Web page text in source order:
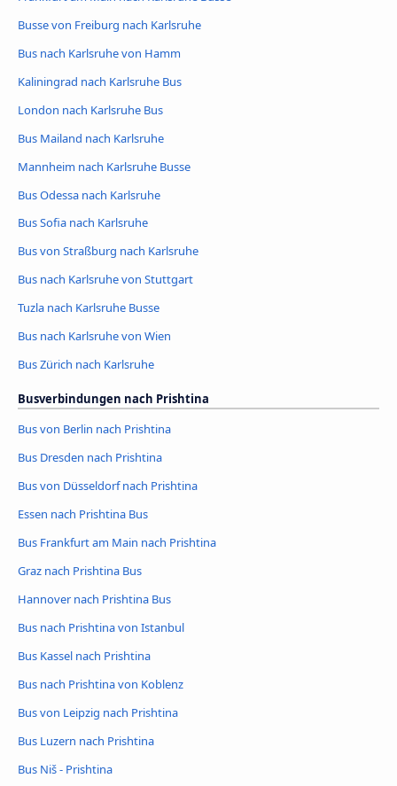
Busse von Freiburg nach Karlsruhe
Bus nach Karlsruhe von Hamm
Kaliningrad nach Karlsruhe Bus
London nach Karlsruhe Bus
Bus Mailand nach Karlsruhe
Mannheim nach Karlsruhe Busse
Bus Odessa nach Karlsruhe
Bus Sofia nach Karlsruhe
Bus von Straßburg nach Karlsruhe
Bus nach Karlsruhe von Stuttgart
Tuzla nach Karlsruhe Busse
Bus nach Karlsruhe von Wien
Bus Zürich nach Karlsruhe
Busverbindungen nach Prishtina
Bus von Berlin nach Prishtina
Bus Dresden nach Prishtina
Bus von Düsseldorf nach Prishtina
Essen nach Prishtina Bus
Bus Frankfurt am Main nach Prishtina
Graz nach Prishtina Bus
Hannover nach Prishtina Bus
Bus nach Prishtina von Istanbul
Bus Kassel nach Prishtina
Bus nach Prishtina von Koblenz
Bus von Leipzig nach Prishtina
Bus Luzern nach Prishtina
Bus Niš - Prishtina